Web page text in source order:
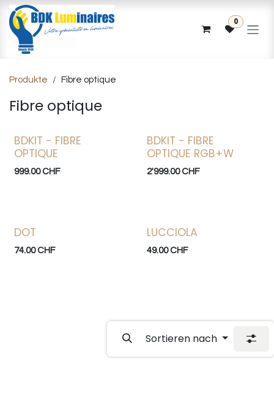
Zum Inhalt springen
0
Produkte Fibre optique
Fibre optique
BDKIT - FIBRE
OPTIQUE
999.00CHF
BDKIT - FIBRE
OPTIQUE RGB+W
2'999.00CHF
DOT
74.00CHF
LUCCIOLA
49.00CHF
Sortieren nach